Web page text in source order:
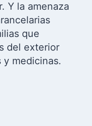
Y la amenaza
que
del exterior
y medicinas.